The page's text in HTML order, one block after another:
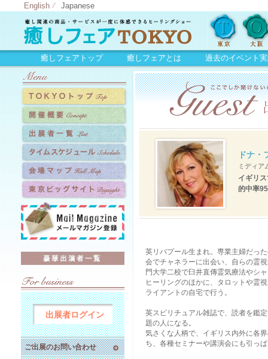
English Japanese
癒しフェアトップ 癒しフェアとは 過去のイベント
ドナ・
ミディア
イギリ
的中率
英リバプール生まれ。専業主婦だっ
会でチャネラーに出会い、自らの霊
門大学二校で臼井直傳霊気療法やシ
ヒーリングのほかに、タロットや霊
ライアントの自宅で行う。
英スピリチュアル雑誌で、読者を鑑
題の人になる。
気さくな人柄で、イギリス内外に各
ち、各種セミナーや講演会にも引っ
出展者ログイン
ご出展のお問い合わせ